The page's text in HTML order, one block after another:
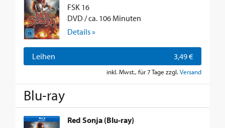
FSK 16
DVD / ca. 106 Minuten
Details »
Leihen 3,49 €
inkl. Mwst., für 7 Tage zzgl. Versand
Blu-ray
Red Sonja (Blu-ray)